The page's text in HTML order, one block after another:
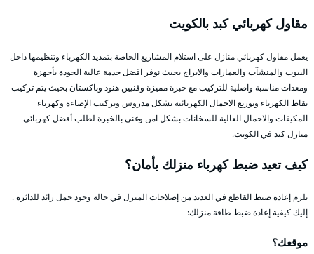
مقاول كهربائي كبد بالكويت
يعمل مقاول كهربائي منازل على استلام المشاريع الخاصة بتمديد الكهرباء وتنظيمها داخل
البيوت والمنشآت والعمارات والابراج بحيث نوفر افضل خدمة عالية الجودة بأجهزة
ومعدات مناسبة واصلية للتركيب مع خبرة مميزة وفنيين هنود وباكستان بحيث يتم تركيب
نقاط الكهرباء وتوزيع الاحمال الكهربائية بشكل مدروس وتركيب الإضاءة وكهرباء
المكيفات والاحمال العالية للسخانات بشكل امن وغني بالخبرة لطلب أفضل كهربائي
منازل كبد في الكويت.
كيف تعيد ضبط كهرباء منزلك بأمان؟
يلزم إعادة ضبط القاطع في العديد من إصلاحات المنزل في حالة وجود حمل زائد للدائرة .
إليك كيفية إعادة ضبط طاقة منزلك:
موقعك؟